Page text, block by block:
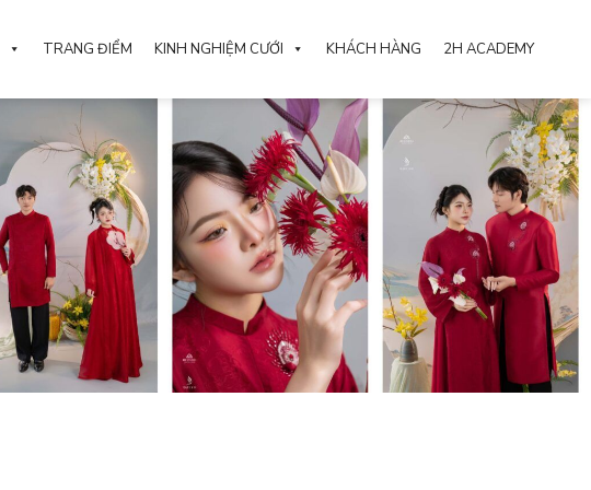
TRANG ĐIỂM KINH NGHIỆM CƯỚI KHÁCH HÀNG 2H ACADEMY